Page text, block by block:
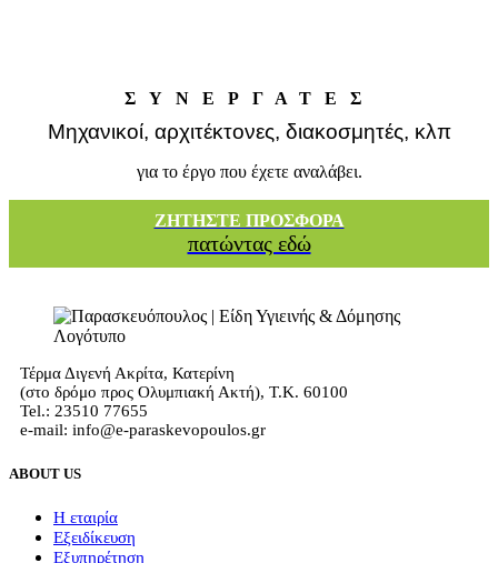
ΣΥΝΕΡΓΑΤΕΣ
Μηχανικοί, αρχιτέκτονες, διακοσμητές, κλπ
για το έργο που έχετε αναλάβει.
ΖΗΤΗΣΤΕ ΠΡΟΣΦΟΡΑ
πατώντας εδώ
Τέρμα Διγενή Ακρίτα, Κατερίνη
(στο δρόμο προς Ολυμπιακή Ακτή), Τ.Κ. 60100
Tel.: 23510 77655
e-mail: info@e-paraskevopoulos.gr
ABOUT US
Η εταιρία
Εξειδίκευση
Εξυπηρέτηση